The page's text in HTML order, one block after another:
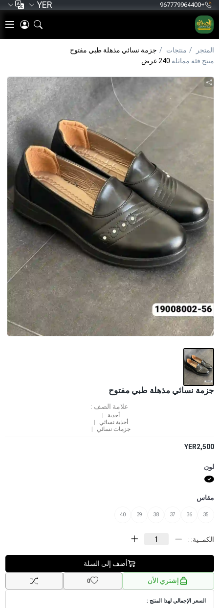
+967779964400
YER
المتجر منتجات
جزمة نسائي مذهلة طبي مفتوح
منتج فئة مماثلة 240 غرض
جزمة نسائي مذهلة طبي مفتوح
علامة الصف :
أحذية
أحذية نسائي
جزمات نسائي
YER2,500
لون
مقاس
35
36
37
38
39
40
الكمــية: :
أضف إلى السلة
إشتري الأن 0
السعر الإجمالي لهذا المنتج :